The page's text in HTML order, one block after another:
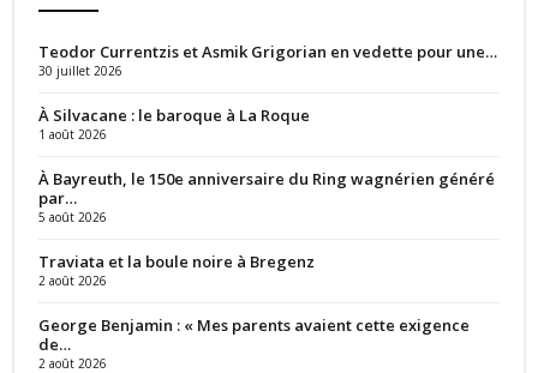
Teodor Currentzis et Asmik Grigorian en vedette pour une…
30 juillet 2026
À Silvacane : le baroque à La Roque
1 août 2026
À Bayreuth, le 150e anniversaire du Ring wagnérien généré
par…
5 août 2026
Traviata et la boule noire à Bregenz
2 août 2026
George Benjamin : « Mes parents avaient cette exigence
de…
2 août 2026